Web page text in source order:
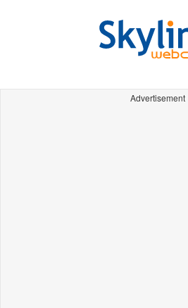
Advertisement